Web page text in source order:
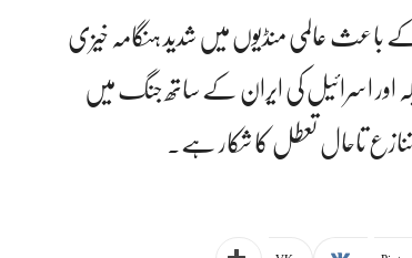
عالمی منڈیوں میں شدید ہنگامہ خیزی
اور اسرائیل کی ایران کے ساتھ جنگ میں
تاحال تعطل کا شکار ہے۔